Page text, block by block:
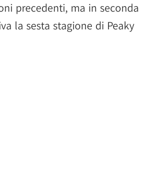
precedenti, ma in seconda
la sesta stagione di Peaky